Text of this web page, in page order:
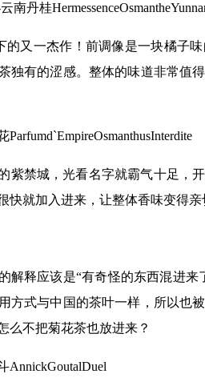
南丹桂
的又一杰作！前调像是一块橘子
独有的涩感。整体的味道非常值
紫禁城，光看名字就霸气十足，
快就加入进来，让整体香味变得亲
解释应该是“有奇怪的东西混进
方式与中国的茶叶一样，所以也
么不把菊花茶也放进来？
AnnickGoutalDuel